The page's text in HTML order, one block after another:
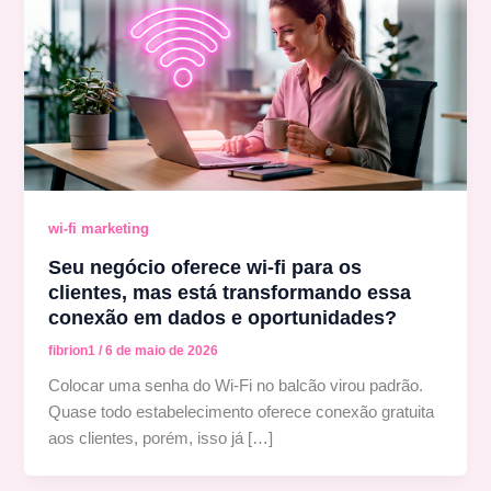
wi-fi marketing
Seu negócio oferece wi-fi para os
clientes, mas está transformando essa
conexão em dados e oportunidades?
fibrion1/6 de maio de 2026
Colocar uma senha do Wi-Fi no balcão virou padrão.
Quase todo estabelecimento oferece conexão gratuita
aos clientes, porém, isso já […]